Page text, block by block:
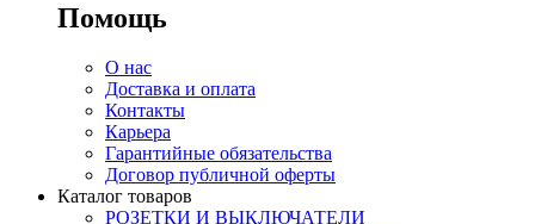
Помощь
О нас
Доставка и оплата
Контакты
Карьера
Гарантийные обязательства
Договор публичной оферты
Каталог товаров
РОЗЕТКИ И ВЫКЛЮЧАТЕЛИ